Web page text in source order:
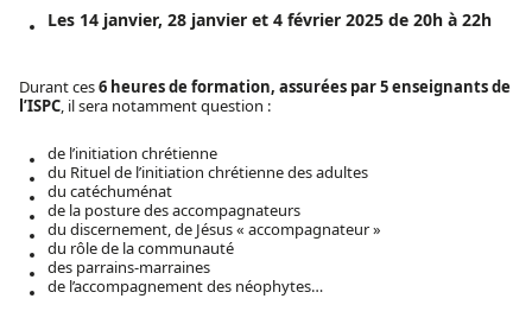
Les 14 janvier, 28 janvier et 4 février 2025 de 20h à 22h
Durant ces6 heures de formation, assurées par 5 enseignants de
l’ISPC, il sera notamment question :
de l’initiation chrétienne
du Rituel de l’initiation chrétienne des adultes
du catéchuménat
de la posture des accompagnateurs
du discernement, de Jésus « accompagnateur »
du rôle de la communauté
des parrains-marraines
de l’accompagnement des néophytes…